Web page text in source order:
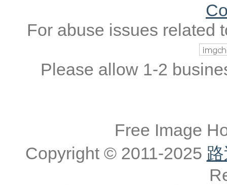
For abuse issues related
Please allow 1-2
Free Image
Copyright © 2011-2025